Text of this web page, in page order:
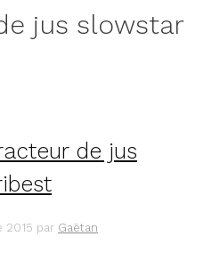
jus slowstar
de jus
2015 par Gaëtan